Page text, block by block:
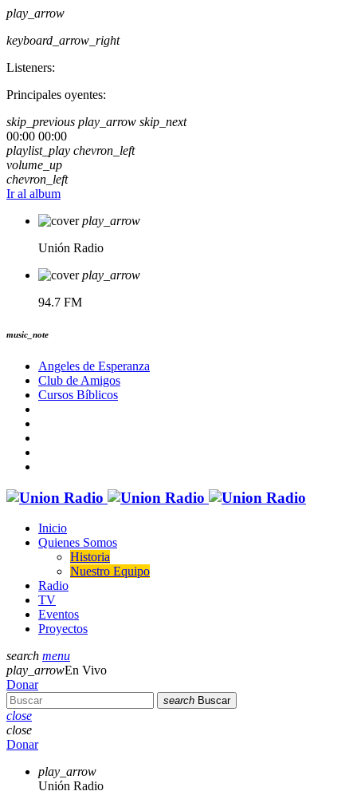
play_arrow
keyboard_arrow_right
Listeners:
Principales oyentes:
skip_previous play_arrow skip_next
00:00 00:00
playlist_play chevron_left
volume_up
chevron_left
Ir al album
play_arrow
Unión Radio
play_arrow
94.7 FM
music_note
Angeles de Esperanza
Club de Amigos
Cursos Bíblicos
Inicio
Quienes Somos
Historia
Nuestro Equipo
Radio
TV
Eventos
Proyectos
search menu
play_arrowEn Vivo
Donar
search Buscar
close
close
Donar
play_arrow
Unión Radio